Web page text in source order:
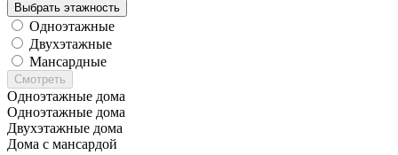
Выбрать этажность
Одноэтажные
Двухэтажные
Мансардные
Смотреть
Одноэтажные дома
Одноэтажные дома
Двухэтажные дома
Дома с мансардой